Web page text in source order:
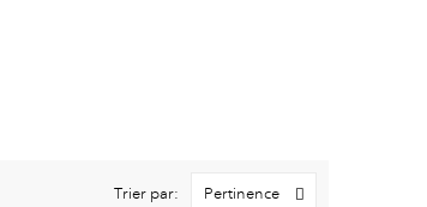
Trier par: Pertinence